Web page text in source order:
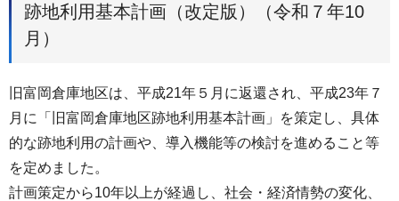
跡地利用基本計画（改定版）（令和７年10
月）
旧富岡倉庫地区は、平成21年５月に返還され、平成23年７
月に「旧富岡倉庫地区跡地利用基本計画」を策定し、具体
的な跡地利用の計画や、導入機能等の検討を進めること等
を定めました。
計画策定から10年以上が経過し、社会・経済情勢の変化、